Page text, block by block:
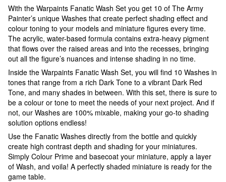
With the Warpaints Fanatic Wash Set you get 10 of The Army
Painter’s unique Washes that create perfect shading effect and
colour toning to your models and miniature figures every time.
The acrylic, water-based formula contains extra-heavy pigment
that flows over the raised areas and into the recesses, bringing
out all the figure’s nuances and intense shading in no time.
Inside the Warpaints Fanatic Wash Set, you will find 10 Washes in
tones that range from a rich Dark Tone to a vibrant Dark Red
Tone, and many shades in between. With this set, there is sure to
be a colour or tone to meet the needs of your next project. And if
not, our Washes are 100% mixable, making your go-to shading
solution options endless!
Use the Fanatic Washes directly from the bottle and quickly
create high contrast depth and shading for your miniatures.
Simply Colour Prime and basecoat your miniature, apply a layer
of Wash, and voila! A perfectly shaded miniature is ready for the
game table.